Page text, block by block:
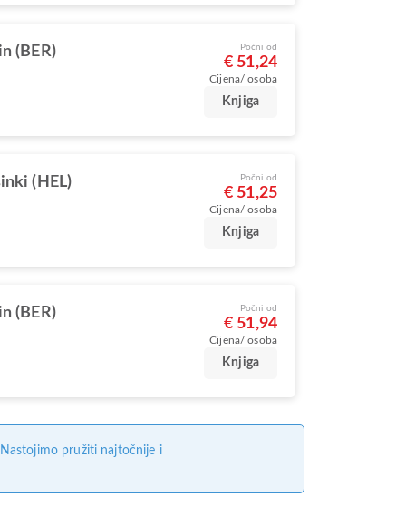
(BER) Počni od
€ 51,24
Cijena/ osoba
Knjiga
(HEL) Počni od
€ 51,25
Cijena/ osoba
Knjiga
(BER) Počni od
€ 51,94
Cijena/ osoba
Knjiga
pružiti najtočnije i